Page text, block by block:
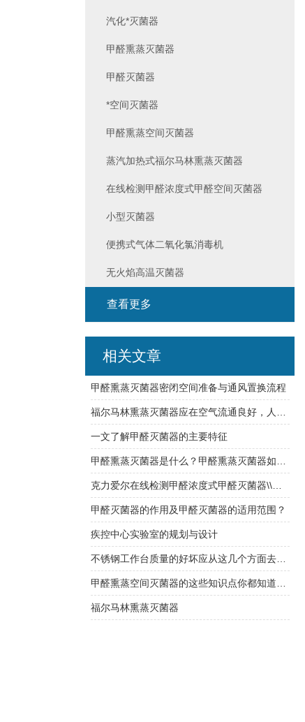
汽化*灭菌器
甲醛熏蒸灭菌器
甲醛灭菌器
*空间灭菌器
甲醛熏蒸空间灭菌器
蒸汽加热式福尔马林熏蒸灭菌器
在线检测甲醛浓度式甲醛空间灭菌器
小型灭菌器
便携式气体二氧化氯消毒机
无火焰高温灭菌器
查看更多
相关文章
甲醛熏蒸灭菌器密闭空间准备与通风置换流程
一文了解甲醛灭菌器的主要特征
克力爱尔在线检测甲醛浓度式甲醛灭菌器\\福尔马林灭菌器
甲醛灭菌器的作用及甲醛灭菌器的适用范围？
疾控中心实验室的规划与设计
不锈钢工作台质量的好坏应从这几个方面去判断
福尔马林熏蒸灭菌器